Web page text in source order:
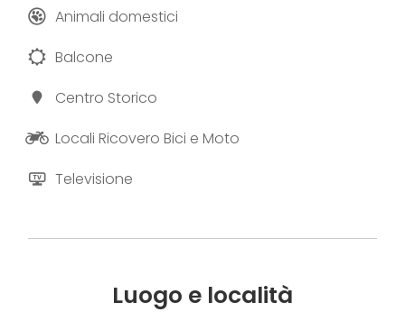
Animali domestici
Balcone
Centro Storico
Locali Ricovero Bici e Moto
Televisione
Luogo e località